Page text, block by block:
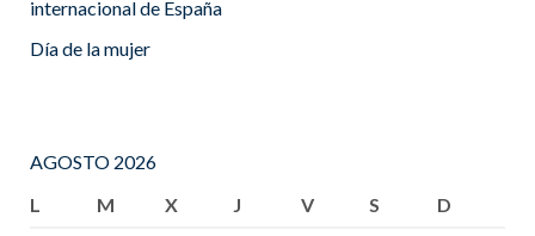
internacional de España
Día de la mujer
AGOSTO 2026
L
M X J V S
D